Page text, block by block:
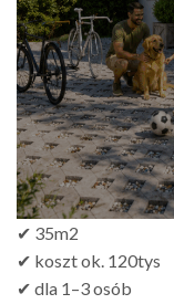
✔ 35m2
✔ koszt ok. 120tys
✔ dla 1–3 osób